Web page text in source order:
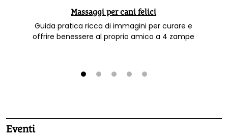
Massaggi per cani felici
Guida pratica ricca di immagini per curare e
offrire benessere al proprio amico a 4 zampe
Eventi